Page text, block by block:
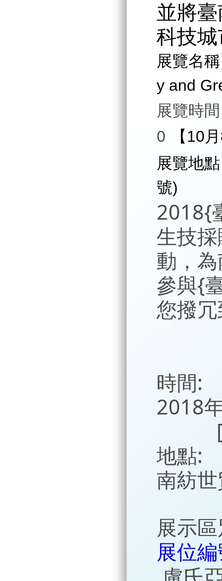
並將
科技
展覽名
y and
展覽時
0
【10
展覽地點
號)
2018{
生技
動，
參與{
您撥
時間:
2018
[10
地點:
南紡
展示
展位